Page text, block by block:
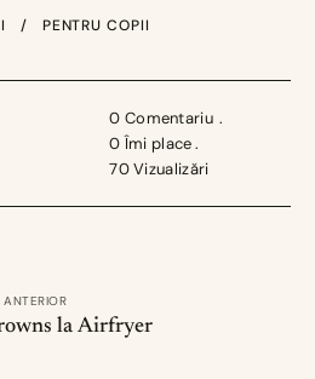
PENTRU COPII
0 Comentariu
0 Îmi place
70Vizualizări
la Airfryer